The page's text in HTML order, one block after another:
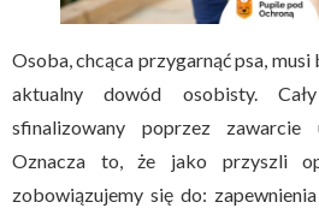
Osoba, chcąca przygarnąć psa, musi
aktualny dowód osobisty.
sfinalizowany poprzez zawarcie
Oznacza to, że jako przyszli
zobowiązujemy się do: